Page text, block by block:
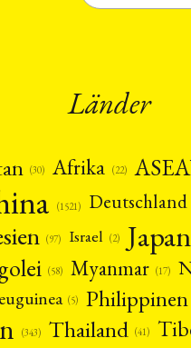
Länder
(30) Afrika (22)
(1521) Deutschland
(97) Israel (2) Japan
(58) Myanmar (17)
(5) Philippinen
(343) Thailand (41)